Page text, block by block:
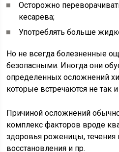
Осторожно
кесарева;
Употреблять больше
Но не всегда болезненные
безопасными. Иногда они
определенных осложнений
которые встречаются не так
Причиной осложнений
комплекс факторов вроде
здоровья роженицы, течения
восстановления и пр.